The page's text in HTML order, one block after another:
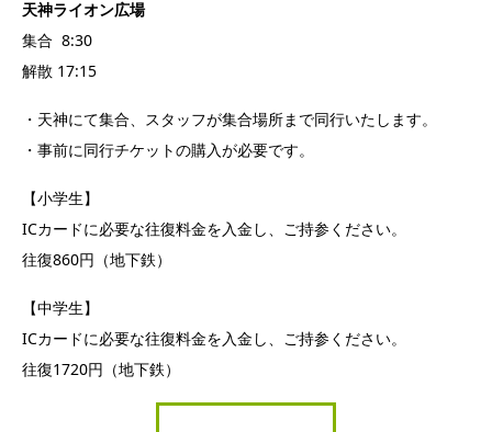
天神ライオン広場
集合 8:30
解散 17:15
・天神にて集合、スタッフが集合場所まで同行いたします。
・事前に同行チケットの購入が必要です。
【小学生】
ICカードに必要な往復料金を入金し、ご持参ください。
往復860円（地下鉄）
【中学生】
ICカードに必要な往復料金を入金し、ご持参ください。
往復1720円（地下鉄）